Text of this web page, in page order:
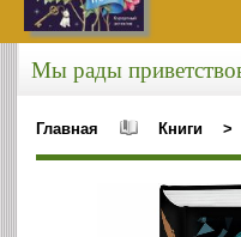
Мы рады
Главная Книги >